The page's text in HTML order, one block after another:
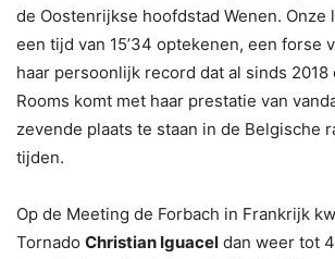
de Oostenrijkse hoofdstad Wenen.
een tijd van 15’34 optekenen, een forse
haar persoonlijk record dat al sinds 2018
Rooms komt met haar prestatie van
zevende plaats te staan in de Belgische
tijden.
Op de Meeting de Forbach in Frankrijk
Tornado Christian Iguacel dan weer tot